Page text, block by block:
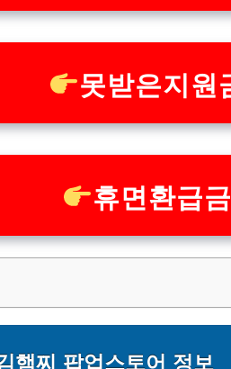
못받은지원
휴면환급
햄찌 팝업스토어 정보